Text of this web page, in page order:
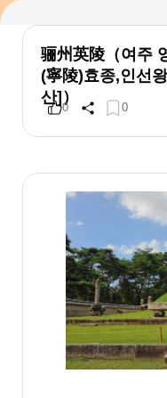
骊州英陵（여주
(寧陵)효종,인선
산]）
0 0